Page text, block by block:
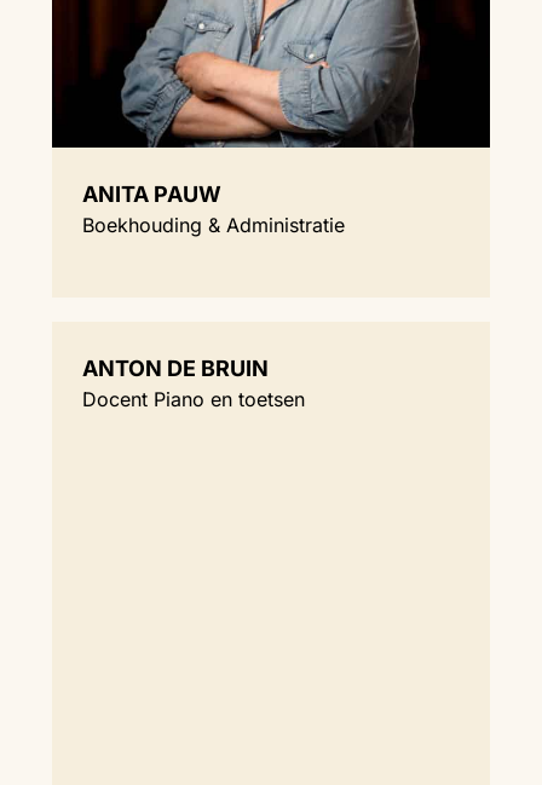
ANITA PAUW
Boekhouding & Administratie
ANTON DE BRUIN
Docent Piano en toetsen